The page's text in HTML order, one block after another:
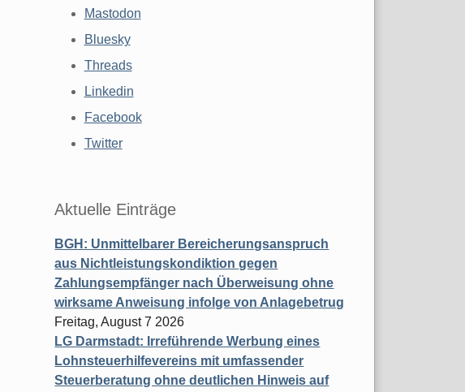
Mastodon
Bluesky
Threads
Linkedin
Facebook
Twitter
Aktuelle Einträge
BGH: Unmittelbarer Bereicherungsanspruch
aus Nichtleistungskondiktion gegen
Zahlungsempfänger nach Überweisung ohne
wirksame Anweisung infolge von Anlagebetrug
Freitag, August 7 2026
LG Darmstadt: Irreführende Werbung eines
Lohnsteuerhilfevereins mit umfassender
Steuerberatung ohne deutlichen Hinweis auf